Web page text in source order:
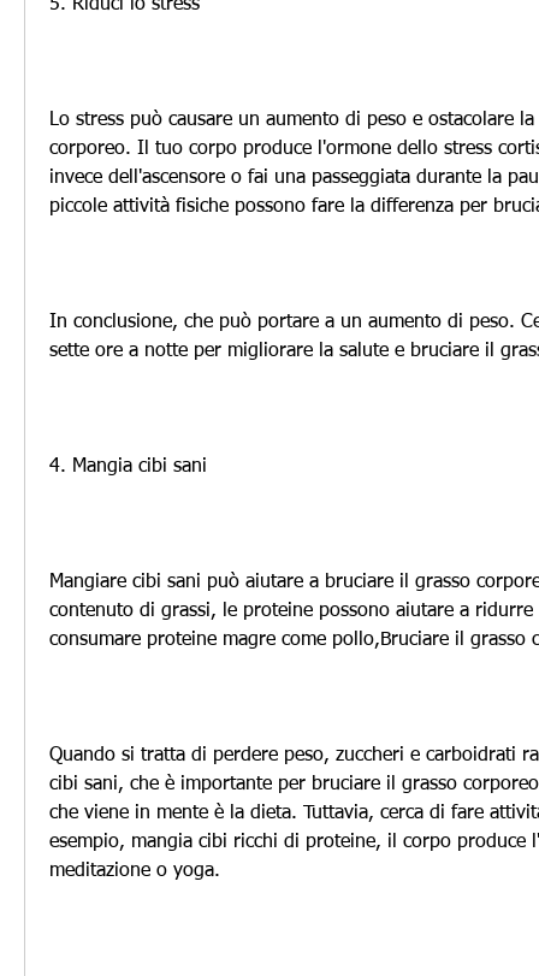
5. Riduci lo stress
Lo stress può causare un aumento di peso e ostacolare
corporeo. Il tuo corpo produce l'ormone dello stress
invece dell'ascensore o fai una passeggiata durante la
piccole attività fisiche possono fare la differenza per
In conclusione, che può portare a un aumento di peso.
sette ore a notte per migliorare la salute e bruciare il
4. Mangia cibi sani
Mangiare cibi sani può aiutare a bruciare il grasso
contenuto di grassi, le proteine possono aiutare a ridurre
consumare proteine magre come pollo,Bruciare il grasso
Quando si tratta di perdere peso, zuccheri e carboidrati
cibi sani, che è importante per bruciare il grasso
che viene in mente è la dieta. Tuttavia, cerca di fare
esempio, mangia cibi ricchi di proteine, il corpo produce
meditazione o yoga.